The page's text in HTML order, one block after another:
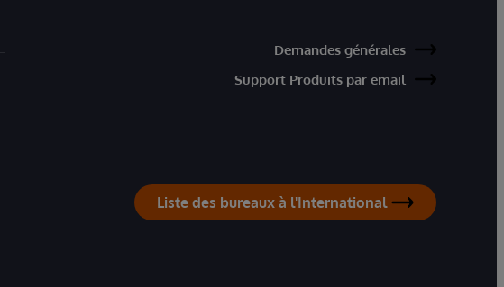
Demandes générales
Support Produits par email
Liste des bureaux à l'International